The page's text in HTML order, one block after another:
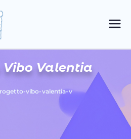
Sapone
Vibo Valentia
vibo-valentia-v